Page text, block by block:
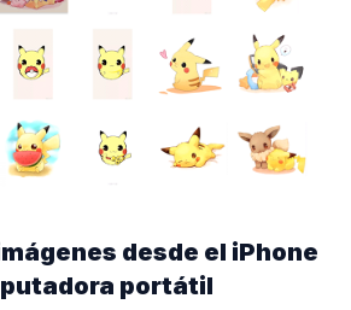
desde el iPhone
portátil